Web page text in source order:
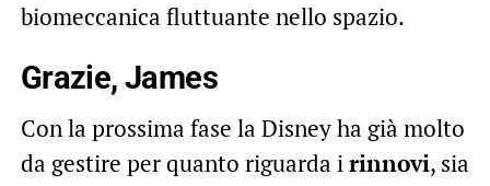
biomeccanica fluttuante nello spazio.
Grazie, James
Con la prossima fase la Disney ha già molto
da gestire per quanto riguarda irinnovi, sia